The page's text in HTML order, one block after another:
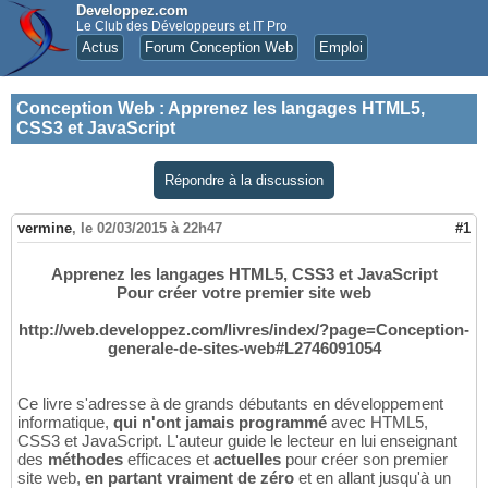
Developpez.com
Le Club des Développeurs et IT Pro
Actus Forum Conception Web Emploi
Conception Web : Apprenez les langages HTML5,
CSS3 et JavaScript
Répondre à la discussion
vermine, le 02/03/2015 à 22h47 #1
Apprenez les langages HTML5, CSS3 et JavaScript
Pour créer votre premier site web
http://web.developpez.com/livres/index/?page=Conception-
generale-de-sites-web#L2746091054
Ce livre s'adresse à de grands débutants en développement
informatique, qui n'ont jamais programmé avec HTML5,
CSS3 et JavaScript. L'auteur guide le lecteur en lui enseignant
des méthodes efficaces et actuelles pour créer son premier
site web, en partant vraiment de zéro et en allant jusqu'à un